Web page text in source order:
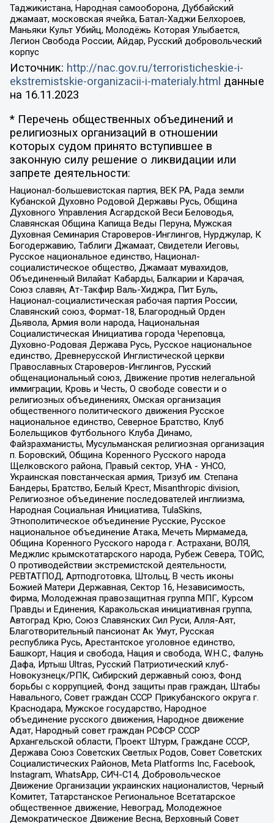
Таджикистана, Народная самооборона, Дуббайский
джамаат, московская ячейка, Батал-Хаджи Белхороев,
Маньяки Культ Убийц, Молодёжь Которая Улыбается,
Легион Свобода России, Айдар, Русский добровольческий
корпус
Источник: http://nac.gov.ru/terroristicheskie-i-
ekstremistskie-organizacii-i-materialy.html данные
на 16.11.2023
* Перечень общественных объединений и
религиозных организаций в отношении
которых судом принято вступившее в
законную силу решение о ликвидации или
запрете деятельности:
Национал-большевистская партия, ВЕК РА, Рада земли
Кубанской Духовно Родовой Державы Русь, Община
Духовного Управления Асгардской Веси Беловодья,
Славянская Община Капища Веды Перуна, Мужская
Духовная Семинария Староверов-Инглингов, Нурджулар, К
Богодержавию, Таблиги Джамаат, Свидетели Иеговы,
Русское национальное единство, Национал-
социалистическое общество, Джамаат мувахидов,
Объединенный Вилайат Кабарды, Балкарии и Карачая,
Союз славян, Ат-Такфир Валь-Хиджра, Пит Буль,
Национал-социалистическая рабочая партия России,
Славянский союз, Формат-18, Благородный Орден
Дьявола, Армия воли народа, Национальная
Социалистическая Инициатива города Череповца,
Духовно-Родовая Держава Русь, Русское национальное
единство, Древнерусской Инглистической церкви
Православных Староверов-Инглингов, Русский
общенациональный союз, Движение против нелегальной
иммиграции, Кровь и Честь, О свободе совести и о
религиозных объединениях, Омская организация
общественного политического движения Русское
национальное единство, Северное Братство, Клуб
Болельщиков Футбольного Клуба Динамо,
Файзрахманисты, Мусульманская религиозная организация
п. Боровский, Община Коренного Русского народа
Щелковского района, Правый сектор, УНА - УНСО,
Украинская повстанческая армия, Тризуб им. Степана
Бандеры, Братство, Белый Крест, Misanthropic division,
Религиозное объединение последователей инглиизма,
Народная Социальная Инициатива, TulaSkins,
Этнополитическое объединение Русские, Русское
национальное объединение Атака, Мечеть Мирмамеда,
Община Коренного Русского народа г. Астрахани, ВОЛЯ,
Меджлис крымскотатарского народа, Рубеж Севера, ТОЙС,
О противодействии экстремистской деятельности,
РЕВТАТПОД, Артподготовка, Штольц, В честь иконы
Божией Матери Державная, Сектор 16, Независимость,
Фирма, Молодежная правозащитная группа МПГ, Курсом
Правды и Единения, Каракольская инициативная группа,
Автоград Крю, Союз Славянских Сил Руси, Алля-Аят,
Благотворительный пансионат Ак Умут, Русская
республика Русь, Арестантское уголовное единство,
Башкорт, Нация и свобода, Нация и свобода, W.H.С., Фалунь
Дафа, Иртыш Ultras, Русский Патриотический клуб-
Новокузнецк/РПК, Сибирский державный союз, Фонд
борьбы с коррупцией, Фонд защиты прав граждан, Штабы
Навального, Совет граждан СССР Прикубанского округа г.
Краснодара, Мужское государство, Народное
объединение русского движения, Народное движение
Адат, Народный совет граждан РСФСР СССР
Архангельской области, Проект Штурм, Граждане СССР,
Держава Союз Советских Светлых Родов, Совет Советских
Социалистических Районов, Meta Platforms Inc, Facebook,
Instagram, WhatsApp, СИЧ-С14, Добровольческое
Движение Организации украинских националистов, Черный
Комитет, Татарстанское Региональное Всетатарское
общественное движение, Невоград, Молодежное
Демократическое Движение Весна, Верховный Совет